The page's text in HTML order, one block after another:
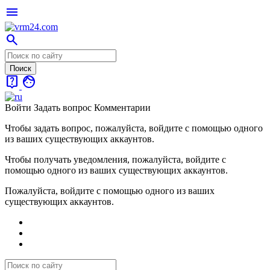
menu
search
live_help face
Войти Задать вопрос Комментарии
Чтобы задать вопрос, пожалуйста, войдите с помощью одного
из ваших существующих аккаунтов.
Чтобы получать уведомления, пожалуйста, войдите с
помощью одного из ваших существующих аккаунтов.
Пожалуйста, войдите с помощью одного из ваших
существующих аккаунтов.